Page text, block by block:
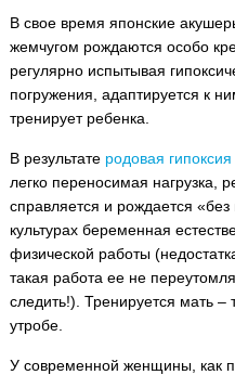
В свое время японские
жемчугом рождаются особо
регулярно испытывая
погружения, адаптируется к
тренирует ребенка.
В результате родовая гипоксия
легко переносимая нагрузка,
справляется и рождается «без
культурах беременная
физической работы
такая работа ее не
следить!). Тренируется мать –
утробе.
У современной женщины, как